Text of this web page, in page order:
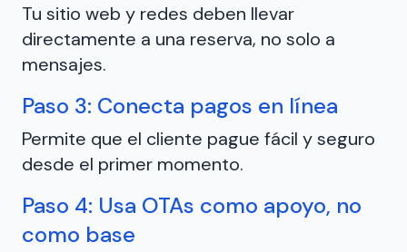
Tu sitio web y redes deben llevar
directamente a una reserva, no solo a
mensajes.
Paso 3: Conecta pagos en línea
Permite que el cliente pague fácil y seguro
desde el primer momento.
Paso 4: Usa OTAs como apoyo, no
como base